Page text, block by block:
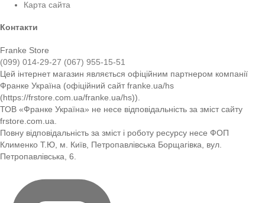
Карта сайта
Контакти
Franke Store
(099) 014-29-27 (067) 955-15-51
Цей інтернет магазин являється офіційним партнером компанії
Франке Україна (офіційний сайт franke.ua/hs
(https://frstore.com.ua/franke.ua/hs)).
ТОВ «Франке Україна» не несе відповідальність за зміст сайту
frstore.com.ua.
Повну відповідальність за зміст і роботу ресурсу несе ФОП
Клименко Т.Ю, м. Київ, Петропавлівська Борщагівка, вул.
Петропавлівська, 6.